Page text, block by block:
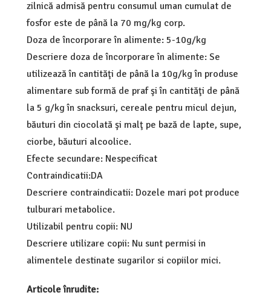
zilnică admisă pentru consumul uman cumulat de
fosfor este de până la 70 mg/kg corp.
Doza de încorporare în alimente: 5-10g/kg
Descriere doza de încorporare în alimente: Se
utilizează în cantităţi de până la 10g/kg în produse
alimentare sub formă de praf şi în cantităţi de până
la 5 g/kg în snacksuri, cereale pentru micul dejun,
băuturi din ciocolată şi malţ pe bază de lapte, supe,
ciorbe, băuturi alcoolice.
Efecte secundare: Nespecificat
Contraindicatii:DA
Descriere contraindicatii: Dozele mari pot produce
tulburari metabolice.
Utilizabil pentru copii: NU
Descriere utilizare copii: Nu sunt permisi in
alimentele destinate sugarilor si copiilor mici.
Articole înrudite: